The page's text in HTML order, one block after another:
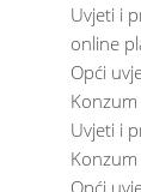
Uvjeti i
online
Opći
Uvjeti i
Opći